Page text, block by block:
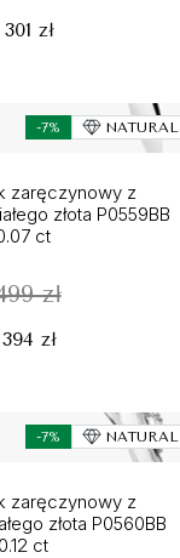
301 zł
-7%
zaręczynowy z
złota P0559BB
ct
zł
394 zł
-7%
zaręczynowy z
złota P0560BB
0.12 ct